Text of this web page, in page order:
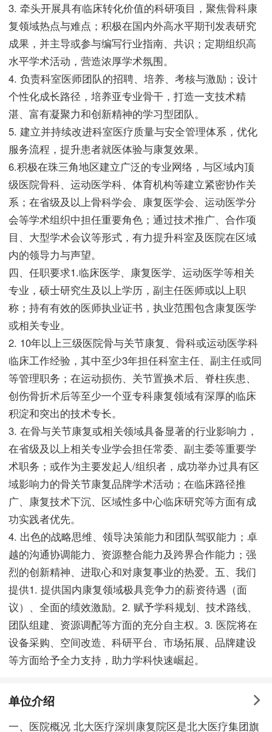
3. 牵头开展具有临床转化价值的科研项目，聚焦骨科康
复领域热点与难点；积极在国内外高水平期刊发表研究
成果，并主导或参与编写行业指南、共识；定期组织高
水平学术活动，营造浓厚学术氛围。
4. 负责科室医师团队的招聘、培养、考核与激励；设计
个性化成长路径，培养亚专业骨干，打造一支技术精
湛、富有凝聚力和创新精神的学习型团队。
5. 建立并持续改进科室医疗质量与安全管理体系，优化
服务流程，提升患者就医体验与康复效果。
6.积极在珠三角地区建立广泛的专业网络，与区域内顶
级医院骨科、运动医学科、体育机构等建立紧密协作关
系；在省级及以上骨科学会、康复医学会、运动医学分
会等学术组织中担任重要角色；通过技术推广、合作项
目、大型学术会议等形式，有力提升科室及医院在区域
内的领导力与声望。
四、任职要求1.临床医学、康复医学、运动医学等相关
专业，硕士研究生及以上学历，副主任医师或以上职
称；持有有效的医师执业证书，执业范围包含康复医学
或相关专业。
2. 10年以上三级医院骨与关节康复、骨科或运动医学科
临床工作经验，其中至少3年担任科室主任、副主任或同
等管理职务；在运动损伤、关节置换术后、脊柱疾患、
创伤骨折术后等至少一个亚专科康复领域有深厚的临床
积淀和突出的技术专长。
3. 在骨与关节康复或相关领域具备显著的行业影响力，
在省级及以上相关专业学会担任常委、副主委等重要学
术职务；或作为主要发起人/组织者，成功举办过具有区
域影响力的骨关节康复品牌学术活动；在临床路径推
广、康复技术下沉、区域性多中心临床研究等方面有成
功实践者优先。
4. 出色的战略思维、领导决策能力和团队驾驭能力；卓
越的沟通协调能力、资源整合能力及跨界合作能力；强
烈的创新精神、进取心和对康复事业的热爱。五、我们
提供1. 提供国内康复领域极具竞争力的薪资待遇（面
议）、全面的绩效激励。2. 赋予学科规划、技术路线、
团队组建、资源调配等方面的充分自主权。3. 医院将在
设备采购、空间改造、科研平台、市场拓展、品牌建设
等方面给予全力支持，助力学科快速崛起。
单位介绍
一、医院概况 北大医疗深圳康复院区是北大医疗集团旗